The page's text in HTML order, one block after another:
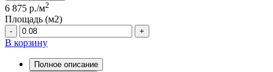
6 875 р./м2
Площадь (м2)
- +
В корзину
Полное описание